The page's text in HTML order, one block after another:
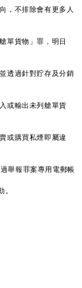
，不排除會有更多人
單貨物」罪，明日
透過針對貯存及分銷
或輸出未列艙單貨
或購買私煙即屬違
舉報罪案專用電郵帳
。